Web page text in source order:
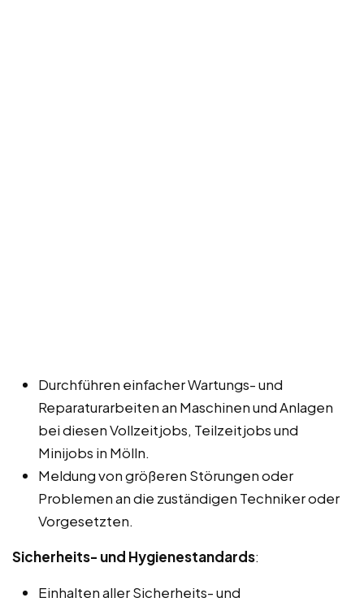
Durchführen einfacher Wartungs- und
Reparaturarbeiten an Maschinen und Anlagen
bei diesen Vollzeitjobs, Teilzeitjobs und
Minijobs in Mölln.
Meldung von größeren Störungen oder
Problemen an die zuständigen Techniker oder
Vorgesetzten.
Sicherheits- und Hygienestandards:
Einhalten aller Sicherheits- und